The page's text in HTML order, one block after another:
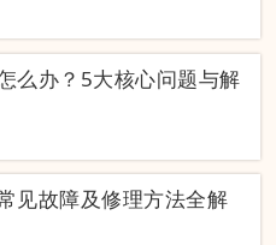
么办？5大核心问题与解
见故障及修理方法全解